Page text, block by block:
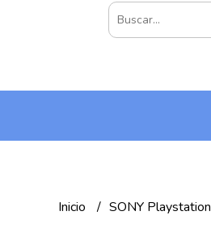
Inicio SONY Playstation